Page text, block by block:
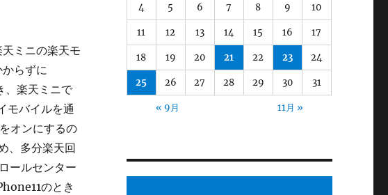
ミニの楽天モ
らずに
、楽天ミニで
モバイルを通
オンにするの
、多分楽天回
ールセンター
のとき
4 5 6 7 8 9 10
11 12 13 14 15 16 17
18 19 20 21 22 23 24
25 26 27 28 29 30 31
« 9月 11月 »